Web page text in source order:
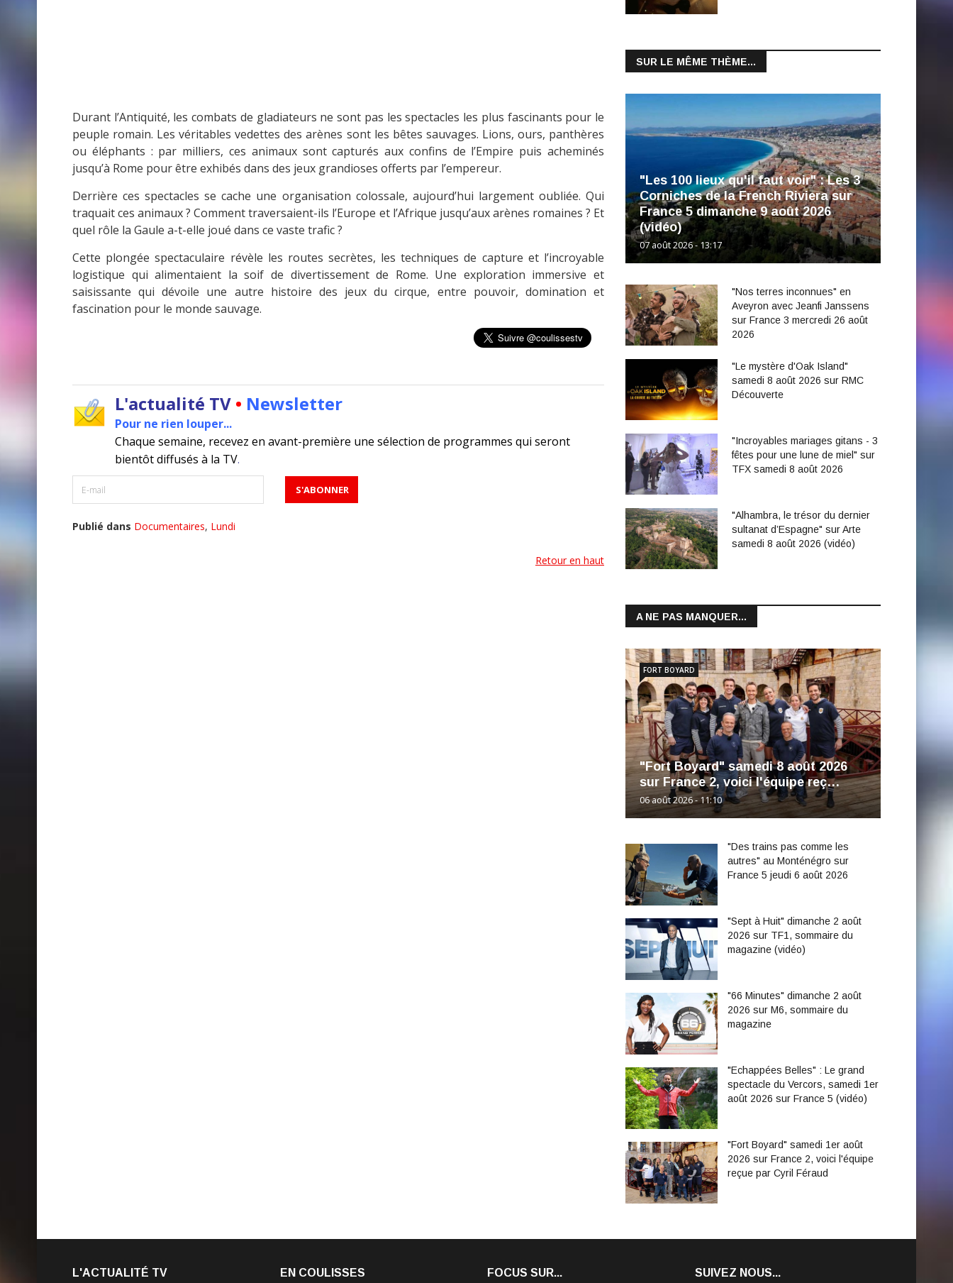
Durant l’Antiquité, les combats de gladiateurs ne sont pas les spectacles les plus fascinants pour le
peuple romain. Les véritables vedettes des arènes sont les bêtes sauvages. Lions, ours, panthères
ou éléphants : par milliers, ces animaux sont capturés aux confins de l’Empire puis acheminés
jusqu’à Rome pour être exhibés dans des jeux grandioses offerts par l’empereur.
Derrière ces spectacles se cache une organisation colossale, aujourd’hui largement oubliée. Qui
traquait ces animaux ? Comment traversaient-ils l’Europe et l’Afrique jusqu’aux arènes romaines ? Et
quel rôle la Gaule a-t-elle joué dans ce vaste trafic ?
Cette plongée spectaculaire révèle les routes secrètes, les techniques de capture et l’incroyable
logistique qui alimentaient la soif de divertissement de Rome. Une exploration immersive et
saisissante qui dévoile une autre histoire des jeux du cirque, entre pouvoir, domination et
fascination pour le monde sauvage.
L'actualité TV • Newsletter
Pour ne rien louper...
Chaque semaine, recevez en avant-première une sélection de programmes qui seront
bientôt diffusés à la TV.
Publié dans Documentaires, Lundi
Retour en haut
SUR LE MÊME THÈME...
"Les 100 lieux qu'il faut voir" : Les 3
Corniches de la French Riviera sur
France 5 dimanche 9 août 2026
(vidéo)
07 août 2026 - 13:17
"Nos terres inconnues" en
Aveyron avec Jeanfi Janssens
sur France 3 mercredi 26 août
2026
"Le mystère d'Oak Island"
samedi 8 août 2026 sur RMC
Découverte
"Incroyables mariages gitans - 3
fêtes pour une lune de miel" sur
TFX samedi 8 août 2026
"Alhambra, le trésor du dernier
sultanat d’Espagne" sur Arte
samedi 8 août 2026 (vidéo)
A NE PAS MANQUER...
"Fort Boyard" samedi 8 août 2026
sur France 2, voici l'équipe reç…
06 août 2026 - 11:10
FORT BOYARD
"Des trains pas comme les
autres" au Monténégro sur
France 5 jeudi 6 août 2026
"Sept à Huit" dimanche 2 août
2026 sur TF1, sommaire du
magazine (vidéo)
"66 Minutes" dimanche 2 août
2026 sur M6, sommaire du
magazine
"Echappées Belles" : Le grand
spectacle du Vercors, samedi 1er
août 2026 sur France 5 (vidéo)
"Fort Boyard" samedi 1er août
2026 sur France 2, voici l'équipe
reçue par Cyril Féraud
L'ACTUALITÉ TV EN COULISSES FOCUS SUR... SUIVEZ NOUS...